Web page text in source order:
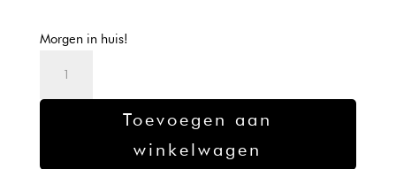
was:
Morgen in huis!
Toevoegen aan
winkelwagen